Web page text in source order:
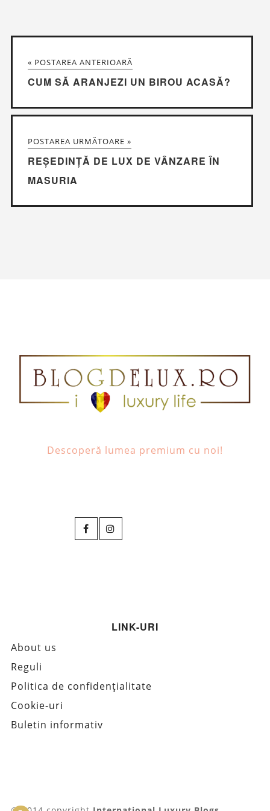
« POSTAREA ANTERIOARĂ
CUM SĂ ARANJEZI UN BIROU ACASĂ?
POSTAREA URMĂTOARE »
REȘEDINȚĂ DE LUX DE VÂNZARE ÎN
MASURIA
Descoperă lumea premium cu noi!
LINK-URI
About us
Reguli
Politica de confidențialitate
Cookie-uri
Buletin informativ